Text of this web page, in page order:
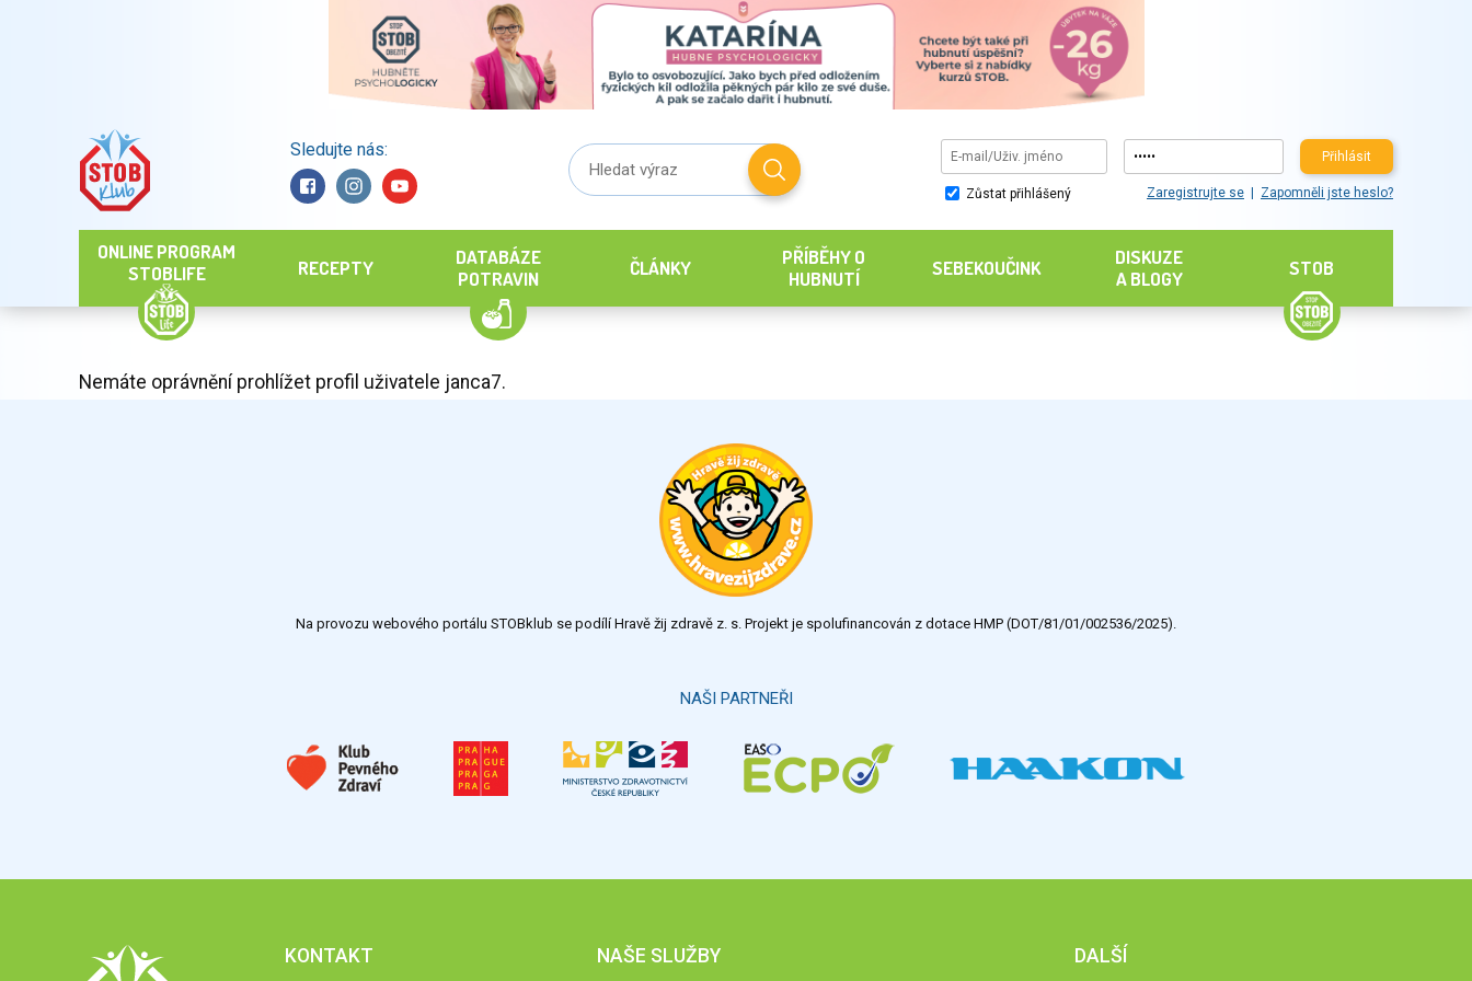
Sledujte nás: Přihlásit
Zůstat přihlášený Zaregistrujte se Zapomněli jste heslo?
ONLINE PROGRAM
STOBLIFE
RECEPTY
DATABÁZE
POTRAVIN
ČLÁNKY
PŘÍBĚHY O
HUBNUTÍ
SEBEKOUČINK
DISKUZE
A BLOGY
STOB
Nemáte oprávnění prohlížet profil uživatele janca7.
Na provozu webového portálu STOBklub se podílí Hravě žij zdravě z. s. Projekt je spolufinancován z dotace HMP (DOT/81/01/002536/2025).
NAŠI PARTNEŘI
KONTAKT NAŠE SLUŽBY DALŠÍ